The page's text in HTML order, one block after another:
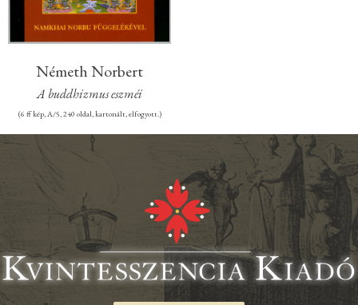
Németh Norbert
A buddhizmus eszméi
(6 ff kép, A/5, 240 oldal, kartonált, elfogyott.)